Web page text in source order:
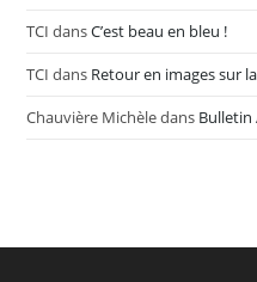
TCI dansC’est beau en bleu !
TCI dans Retour en images sur
Chauvière Michèledans Bulletin